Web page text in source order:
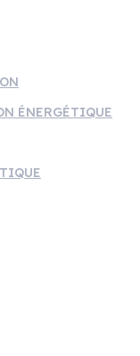
ÉNERGÉTIQUE